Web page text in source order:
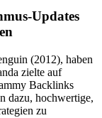
Updates
(2012), haben
zielte auf
Backlinks
dazu, hochwertige,
zu